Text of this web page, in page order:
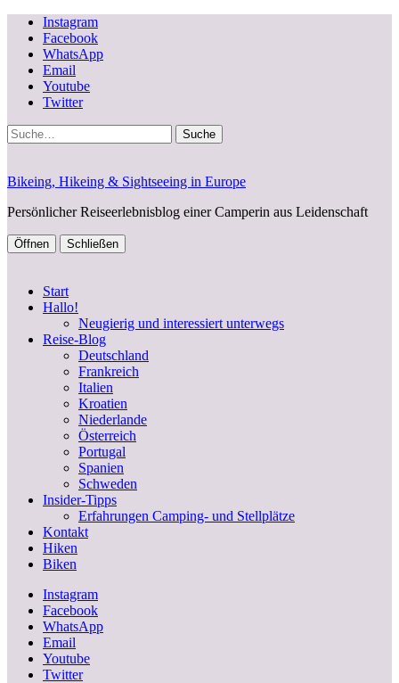
Instagram
Facebook
WhatsApp
Email
Youtube
Twitter
Suche
Bikeing, Hikeing & Sightseeing in Europe
Persönlicher Reiseerlebnisblog einer Camperin aus Leidenschaft
Öffnen Schließen
Start
Hallo!
Neugierig und interessiert unterwegs
Reise-Blog
Deutschland
Frankreich
Italien
Kroatien
Niederlande
Österreich
Portugal
Spanien
Schweden
Insider-Tipps
Erfahrungen Camping- und Stellplätze
Kontakt
Hiken
Biken
Instagram
Facebook
WhatsApp
Email
Youtube
Twitter